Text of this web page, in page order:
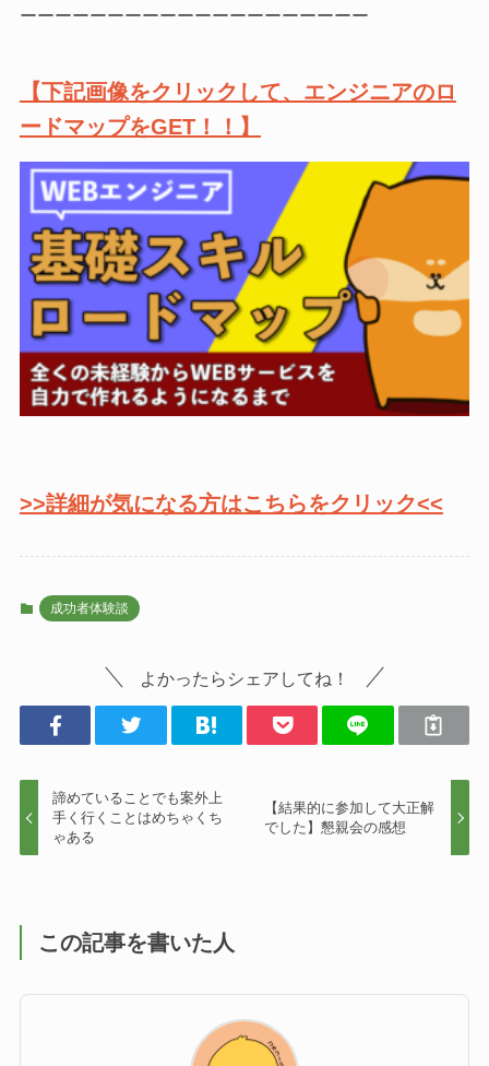
ーーーーーーーーーーーーーーーーーーーー
【下記画像をクリックして、エンジニアのロ
ードマップをGET！！】
>>詳細が気になる方はこちらをクリック<<
成功者体験談
よかったらシェアしてね！
諦めていることでも案外上
手く行くことはめちゃくち
ゃある
【結果的に参加して大正解
でした】懇親会の感想
この記事を書いた人